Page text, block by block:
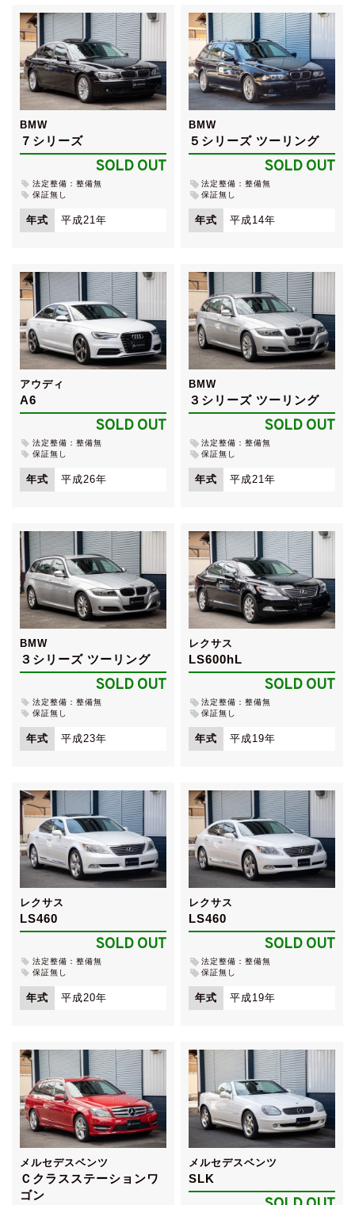
BMW
７シリーズ
SOLD OUT
法定整備：整備無
保証無し
年式 平成21年
BMW
５シリーズ ツーリング
SOLD OUT
法定整備：整備無
保証無し
年式 平成14年
アウディ
A6
SOLD OUT
法定整備：整備無
保証無し
年式 平成26年
BMW
３シリーズ ツーリング
SOLD OUT
法定整備：整備無
保証無し
年式 平成21年
BMW
３シリーズ ツーリング
SOLD OUT
法定整備：整備無
保証無し
年式 平成23年
レクサス
LS600hL
SOLD OUT
法定整備：整備無
保証無し
年式 平成19年
レクサス
LS460
SOLD OUT
法定整備：整備無
保証無し
年式 平成20年
レクサス
LS460
SOLD OUT
法定整備：整備無
保証無し
年式 平成19年
メルセデスベンツ
Ｃクラスステーションワ
ゴン
メルセデスベンツ
SLK